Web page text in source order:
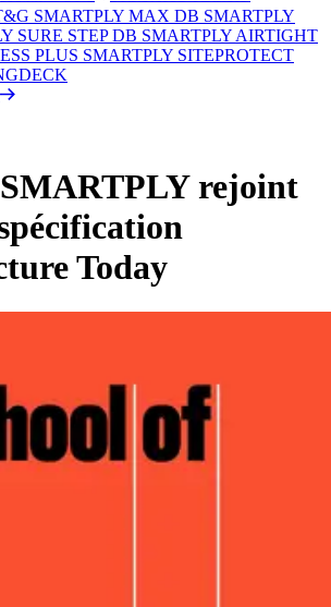
SMARTPLY MAX DB SMARTPLY
SURE STEP DB SMARTPLY AIRTIGHT
PLUS SMARTPLY SITEPROTECT
rejoint
Today